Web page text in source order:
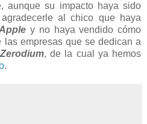
aunque su impacto haya sido
al chico que haya
y no haya vendido cómo
empresas que se dedican a
Zerodium, de la cual ya hemos
.